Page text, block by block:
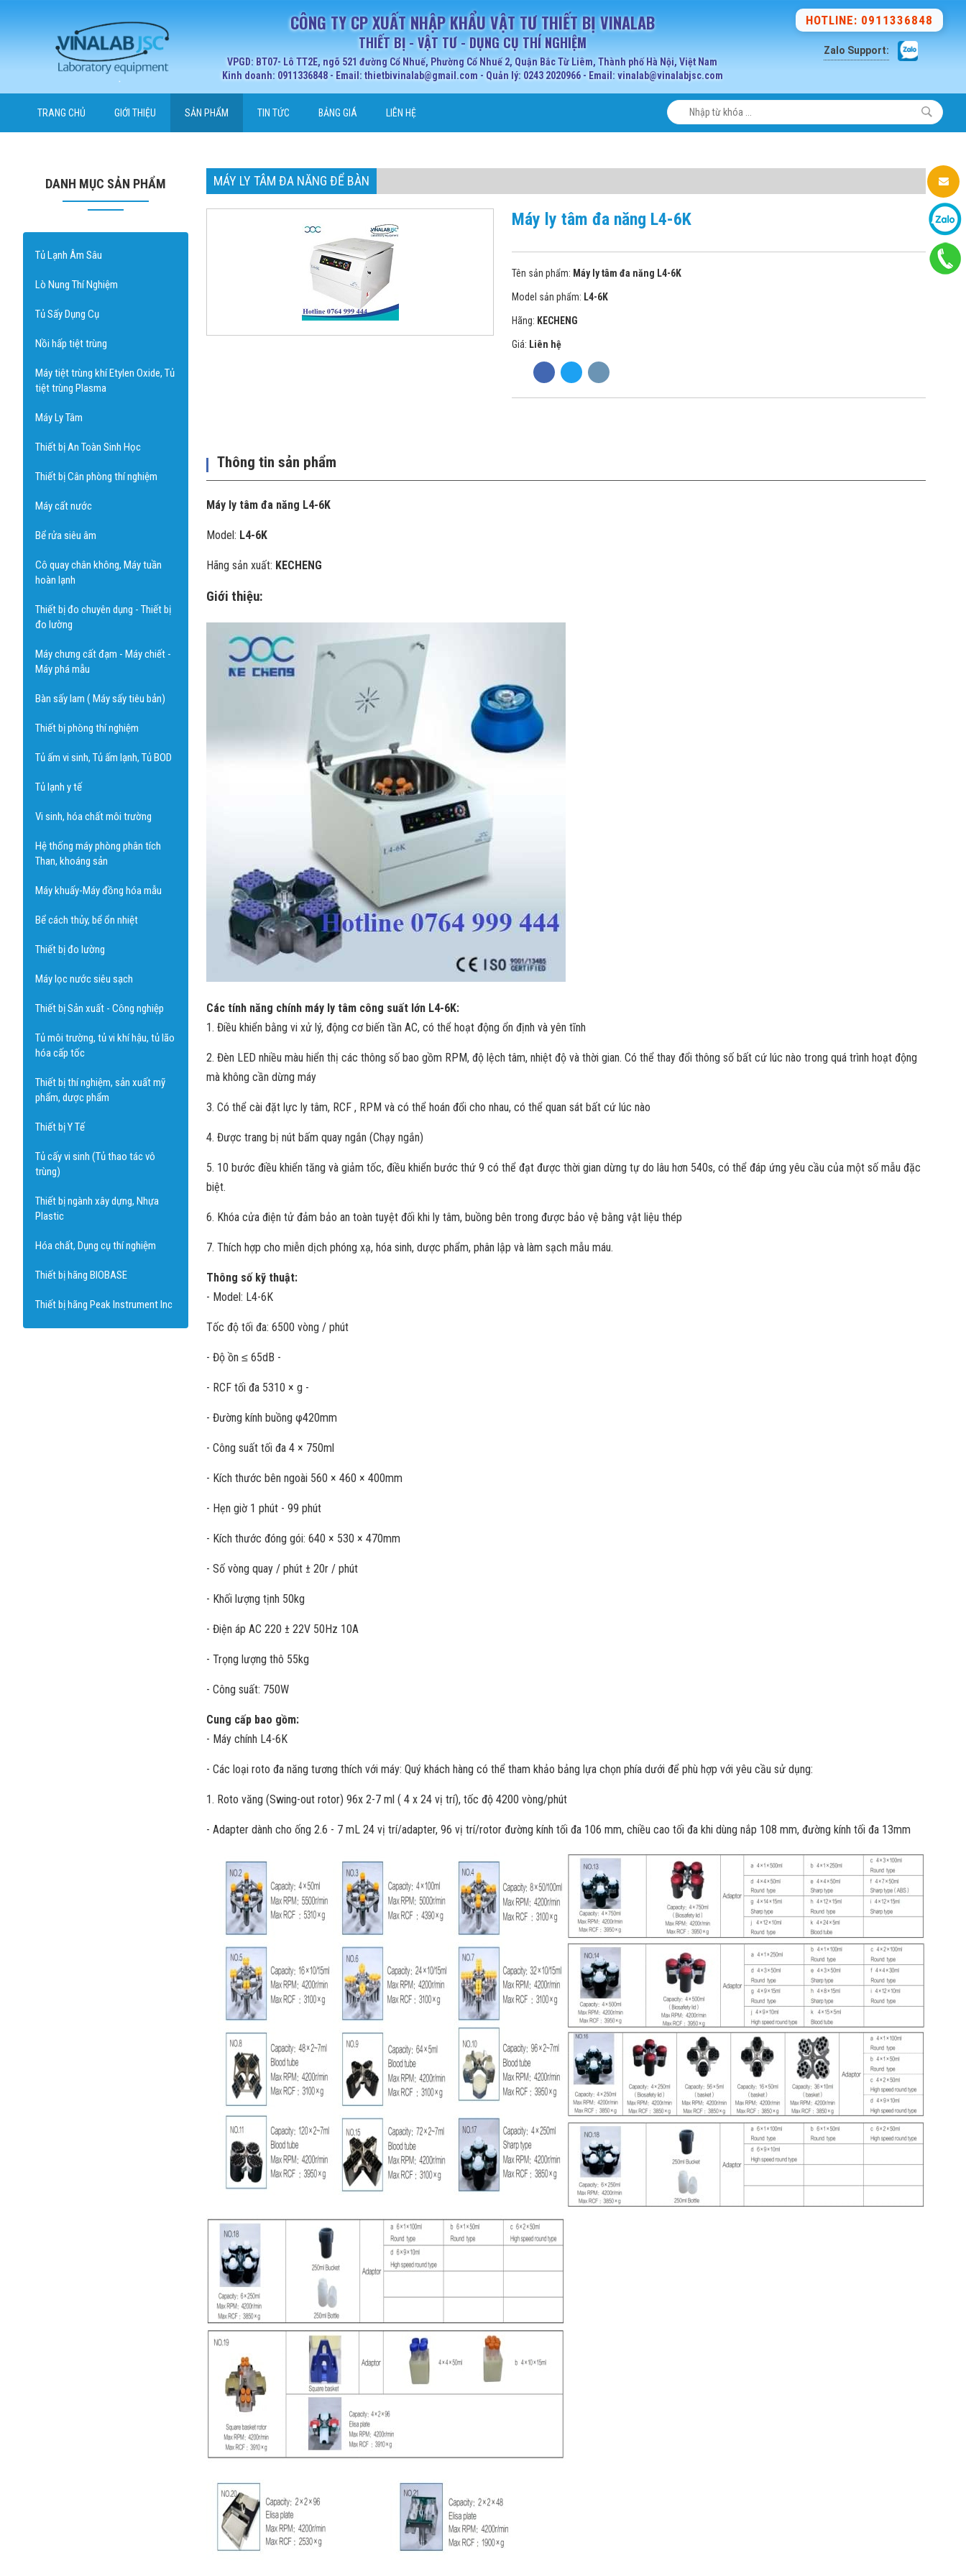
CÔNG TY CP XUẤT NHẬP KHẨU VẬT TƯ THIẾT BỊ VINALAB
THIẾT BỊ - VẬT TƯ - DỤNG CỤ THÍ NGHIỆM
VPGD: BT07- Lô TT2E, ngõ 521 đường Cổ Nhuế, Phường Cổ Nhuế 2, Quận Bắc Từ Liêm, Thành phố Hà Nội, Việt Nam
Kinh doanh: 0911336848 - Email: thietbivinalab@gmail.com - Quản lý: 0243 2020966 - Email: vinalab@vinalabjsc.com
HOTLINE: 0911336848
Zalo Support:
TRANG CHỦ GIỚI THIỆU SẢN PHẨM TIN TỨC BẢNG GIÁ LIÊN HỆ
DANH MỤC SẢN PHẨM
Tủ Lạnh Âm Sâu
Lò Nung Thí Nghiệm
Tủ Sấy Dụng Cụ
Nồi hấp tiệt trùng
Máy tiệt trùng khí Etylen Oxide, Tủ
tiệt trùng Plasma
Máy Ly Tâm
Thiết bị An Toàn Sinh Học
Thiết bị Cân phòng thí nghiệm
Máy cất nước
Bể rửa siêu âm
Cô quay chân không, Máy tuần
hoàn lạnh
Thiết bị đo chuyên dụng - Thiết bị
đo lường
Máy chưng cất đạm - Máy chiết -
Máy phá mẫu
Bàn sấy lam ( Máy sấy tiêu bản)
Thiết bị phòng thí nghiệm
Tủ ấm vi sinh, Tủ ấm lạnh, Tủ BOD
Tủ lạnh y tế
Vi sinh, hóa chất môi trường
Hệ thống máy phòng phân tích
Than, khoáng sản
Máy khuấy-Máy đồng hóa mẫu
Bể cách thủy, bể ổn nhiệt
Thiết bị đo lường
Máy lọc nước siêu sạch
Thiết bị Sản xuất - Công nghiệp
Tủ môi trường, tủ vi khí hậu, tủ lão
hóa cấp tốc
Thiết bị thí nghiệm, sản xuất mỹ
phẩm, dược phẩm
Thiết bị Y Tế
Tủ cấy vi sinh (Tủ thao tác vô
trùng)
Thiết bị ngành xây dựng, Nhựa
Plastic
Hóa chất, Dụng cụ thí nghiệm
Thiết bị hãng BIOBASE
Thiết bị hãng Peak Instrument Inc
MÁY LY TÂM ĐA NĂNG ĐỂ BÀN
Máy ly tâm đa năng L4-6K
Tên sản phẩm: Máy ly tâm đa năng L4-6K
Model sản phẩm: L4-6K
Hãng: KECHENG
Giá: Liên hệ
Thông tin sản phẩm
Máy ly tâm đa năng L4-6K
Model: L4-6K
Hãng sản xuất: KECHENG
Giới thiệu:
Các tính năng chính máy ly tâm công suất lớn L4-6K:
1. Điều khiển bằng vi xử lý, động cơ biến tần AC, có thể hoạt động ổn định và yên tĩnh
2. Đèn LED nhiều màu hiển thị các thông số bao gồm RPM, độ lệch tâm, nhiệt độ và thời gian. Có thể thay đổi thông số bất cứ lúc nào trong quá trình hoạt động
mà không cần dừng máy
3. Có thể cài đặt lực ly tâm, RCF , RPM và có thể hoán đổi cho nhau, có thể quan sát bất cứ lúc nào
4. Được trang bị nút bấm quay ngắn (Chạy ngắn)
5. 10 bước điều khiển tăng và giảm tốc, điều khiển bước thứ 9 có thể đạt được thời gian dừng tự do lâu hơn 540s, có thể đáp ứng yêu cầu của một số mẫu đặc
biệt.
6. Khóa cửa điện tử đảm bảo an toàn tuyệt đối khi ly tâm, buồng bên trong được bảo vệ bằng vật liệu thép
7. Thích hợp cho miễn dịch phóng xạ, hóa sinh, dược phẩm, phân lập và làm sạch mẫu máu.
Thông số kỹ thuật:
- Model: L4-6K
Tốc độ tối đa: 6500 vòng / phút
- Độ ồn ≤ 65dB -
- RCF tối đa 5310 × g -
- Đường kính buồng φ420mm
- Công suất tối đa 4 × 750ml
- Kích thước bên ngoài 560 × 460 × 400mm
- Hẹn giờ 1 phút - 99 phút
- Kích thước đóng gói: 640 × 530 × 470mm
- Số vòng quay / phút ± 20r / phút
- Khối lượng tịnh 50kg
- Điện áp AC 220 ± 22V 50Hz 10A
- Trọng lượng thô 55kg
- Công suất: 750W
Cung cấp bao gồm:
- Máy chính L4-6K
- Các loại roto đa năng tương thích với máy: Quý khách hàng có thể tham khảo bảng lựa chọn phía dưới để phù hợp với yêu cầu sử dụng:
1. Roto văng (Swing-out rotor) 96x 2-7 ml ( 4 x 24 vị trí), tốc độ 4200 vòng/phút
- Adapter dành cho ống 2.6 - 7 mL 24 vị trí/adapter, 96 vị trí/rotor đường kính tối đa 106 mm, chiều cao tối đa khi dùng nắp 108 mm, đường kính tối đa 13mm